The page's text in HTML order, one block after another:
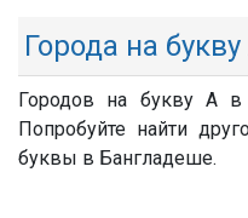
Города на
Городов на букву А в
Попробуйте найти
буквы в Бангладеше.